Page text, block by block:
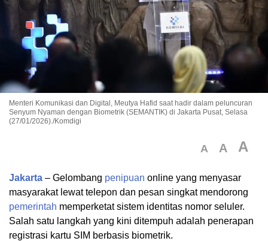
Menteri Komunikasi dan Digital, Meutya Hafid saat hadir dalam peluncuran
Senyum Nyaman dengan Biometrik (SEMANTIK) di Jakarta Pusat, Selasa
(27/01/2026)./Komdigi
A A A
Jakarta – Gelombang penipuan online yang menyasar
masyarakat lewat telepon dan pesan singkat mendorong
pemerintah memperketat sistem identitas nomor seluler.
Salah satu langkah yang kini ditempuh adalah penerapan
registrasi kartu SIM berbasis biometrik.